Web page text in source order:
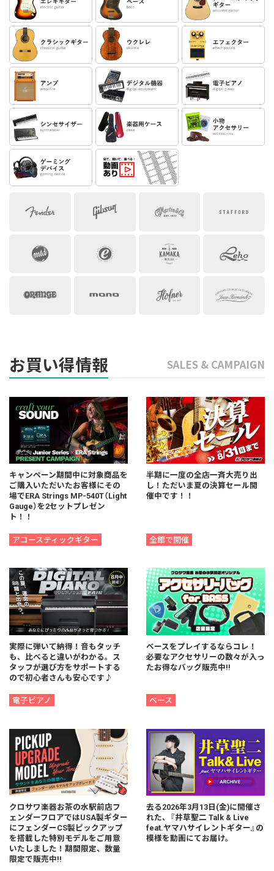
お買い得情報 SALES & CAMPAIGN
キャンペーン期間中に対象商品を
ご購入いただいたお客様にその
場でERA Strings MP-540T（Light
Gauge）を2セットプレゼン
ト！！
アコースティックギター
半期に一度の全店一斉大売り出
し！ただいま夏の決算セール開
催中です！！
全館で開催
実際に弾いて納得！音もタッチ
も、比べると違いがわかる。ス
タッフが選び方をサポートする
ので初心者さんも安心です♪
電子ピアノ
ベースをプレイするならコレ！
必要なアクセサリーの数々が入っ
たお得なバッグ販売中!!
ベース
クロサワ楽器お茶の水駅前店フ
ェンダーフロアではUSA製ギター
にフェンダーCS製ピックアップ
を搭載した特別モデルをご用意
いたしました！期間限定、数量
限定で販売中!!
去る2026年3月13日(金)に開催さ
れた、『井草聖二 Talk & Live
feat.ヤマハサイレントギター』の
模様を動画にてお届け。